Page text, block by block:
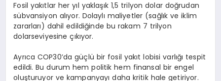
Fosil yakıtlar her yıl yaklaşık 1,5 trilyon dolardoğrudan
sübvansiyon alıyor. Dolaylı maliyetler (sağlık ve iklim
zararları) dahil edildiğinde bu rakam 7 trilyon
dolarseviyesine çıkıyor.
Ayrıca COP30’da güçlü bir fosil yakıt lobisi varlığı tespit
edildi. Bu durum hem politik hem finansal bir engel
oluşturuyor ve kampanyayı daha kritik hale getiriyor.